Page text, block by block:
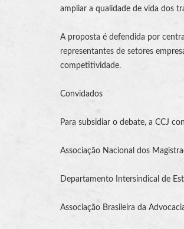
ampliar a qualidade de vida dos
A proposta é defendida por
representantes de setores
competitividade.
Convidados
Para subsidiar o debate, a CCJ
Associação Nacional dos
Departamento Intersindical de
Associação Brasileira da